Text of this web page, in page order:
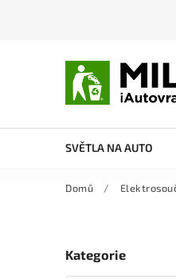
SVĚTLA NA AUTO
Domů /
Kategorie